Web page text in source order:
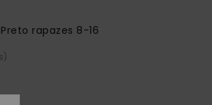
rapazes 8-16